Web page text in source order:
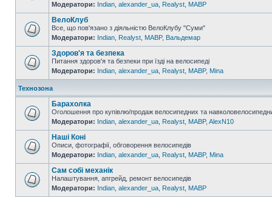
Модератори: Indian alexander_ua Realyst MABP
ВелоКлуб
Все, що пов'язано з діяльністю ВелоКлубу "Суми"
Модератори: Indian Realyst MABP, Вальдемар
Здоров'я та безпека
Питання здоров'я та безпеки при їзді на велосипеді
Модератори: Indian alexander_ua Realyst MABP, Mina
Технозона
Барахолка
Оголошення про купівлю/продаж велосипедних та
Модератори: Indian alexander_ua Realyst MABP, AlexN10
Наші Коні
Описи, фотографії, обговорення велосипедів
Модератори: Indian alexander_ua Realyst MABP, Mina
Сам собі механік
Налаштування, апгрейд, ремонт велосипедів
Модератори: Indian alexander_ua Realyst MABP